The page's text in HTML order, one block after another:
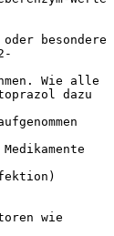
besondere
Wie alle
dazu
wie